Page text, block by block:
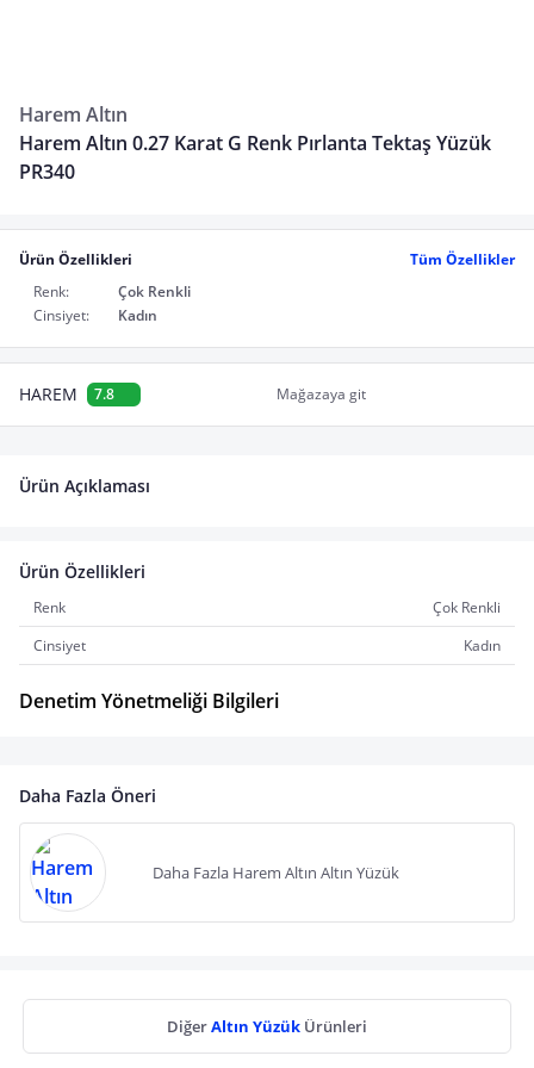
Harem Altın
Harem Altın 0.27 Karat G Renk Pırlanta Tektaş Yüzük
PR340
Ürün Özellikleri
Tüm Özellikler
Renk:
Çok Renkli
Cinsiyet:
Kadın
HAREM 7.8 Mağazaya git
Ürün Açıklaması
Ürün Özellikleri
Renk
Çok Renkli
Cinsiyet
Kadın
Denetim Yönetmeliği Bilgileri
Daha Fazla Öneri
Daha Fazla Harem Altın Altın Yüzük
DiğerAltın Yüzük Ürünleri